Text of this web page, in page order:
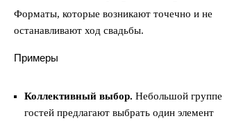
Форматы, которые возникают точечно и не
останавливают ход свадьбы.
Примеры
Коллективный выбор. Небольшой группе
гостей предлагают выбрать один элемент